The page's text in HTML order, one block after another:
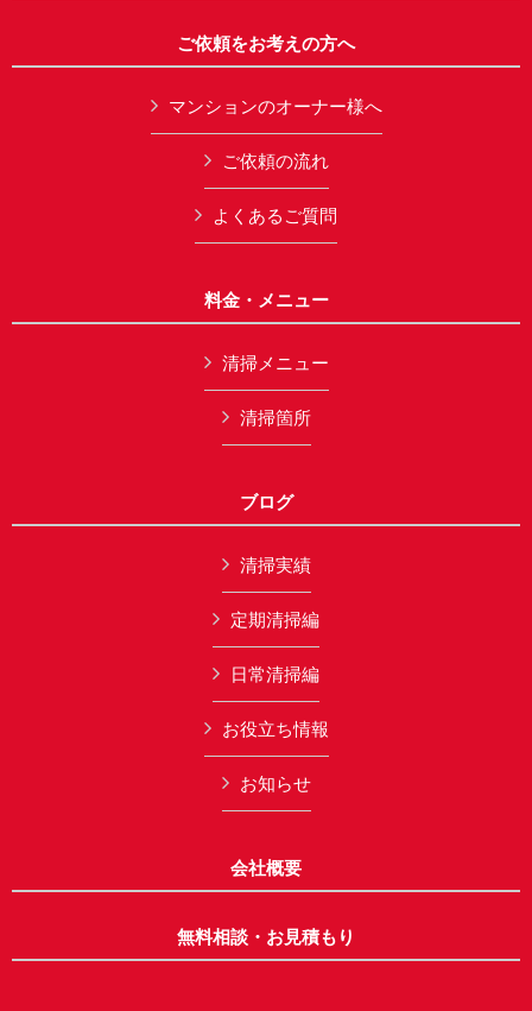
ご依頼をお考えの方へ
マンションのオーナー様へ
ご依頼の流れ
よくあるご質問
料金・メニュー
清掃メニュー
清掃箇所
ブログ
清掃実績
定期清掃編
日常清掃編
お役立ち情報
お知らせ
会社概要
無料相談・お見積もり